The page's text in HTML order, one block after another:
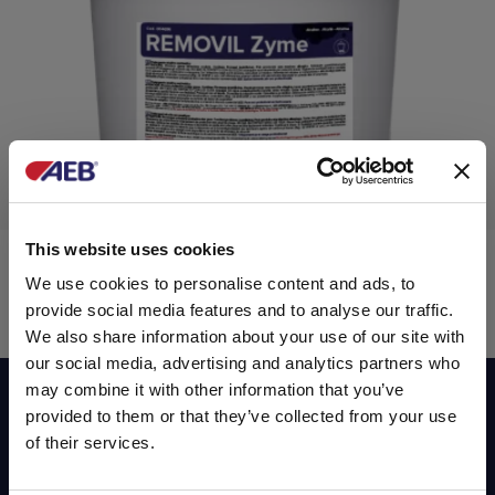
This website uses cookies
We use cookies to personalise content and ads, to
provide social media features and to analyse our traffic.
We also share information about your use of our site with
our social media, advertising and analytics partners who
may combine it with other information that you’ve
provided to them or that they’ve collected from your use
of their services.
Détergents enzymatiques
REMOVIL Zyme
Abonnez-vous dès maintenant à notre
newsletter!